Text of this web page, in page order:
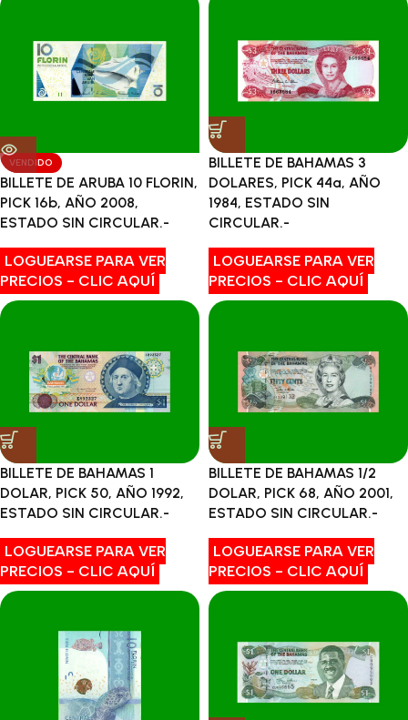
VENDIDO
BILLETE DE ARUBA 10 FLORIN,
PICK 16b, AÑO 2008,
ESTADO SIN CIRCULAR.-
LOGUEARSE PARA VER
PRECIOS - CLIC AQUÍ
BILLETE DE BAHAMAS 3
DOLARES, PICK 44a, AÑO
1984, ESTADO SIN
CIRCULAR.-
LOGUEARSE PARA VER
PRECIOS - CLIC AQUÍ
BILLETE DE BAHAMAS 1
DOLAR, PICK 50, AÑO 1992,
ESTADO SIN CIRCULAR.-
LOGUEARSE PARA VER
PRECIOS - CLIC AQUÍ
BILLETE DE BAHAMAS 1/2
DOLAR, PICK 68, AÑO 2001,
ESTADO SIN CIRCULAR.-
LOGUEARSE PARA VER
PRECIOS - CLIC AQUÍ